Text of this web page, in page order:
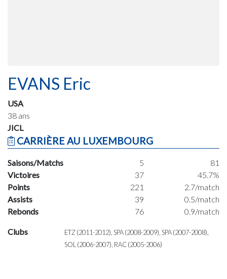
EVANS Eric
USA
38 ans
JICL
CARRIÈRE AU LUXEMBOURG
Saisons/Matchs 5
81
Victoires
37
45.7%
Points
221
2.7/match
Assists
39
0.5/match
Rebonds
76 0.9/match
Clubs
ETZ (2011-2012), SPA (2008-2009), SPA (2007-2008),
SOL (2006-2007), RAC (2005-2006)